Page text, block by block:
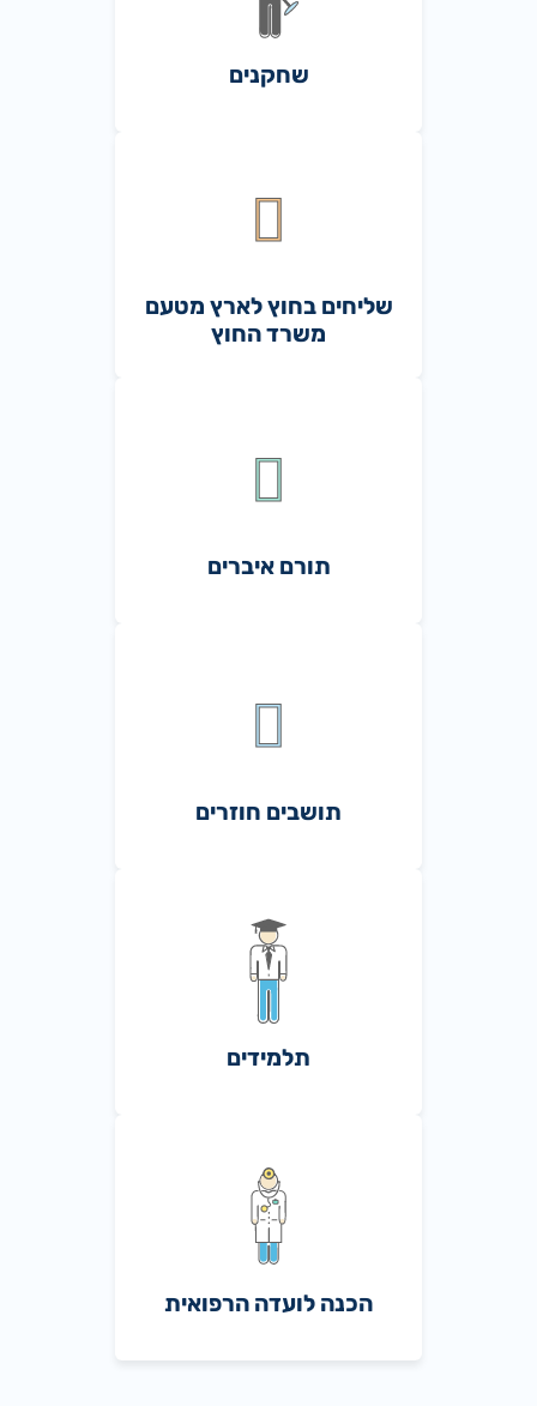
שחקנים
שליחים בחוץ לארץ מטעם
משרד החוץ
תורם איברים
תושבים חוזרים
תלמידים
הכנה לועדה הרפואית